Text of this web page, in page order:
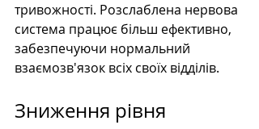
тривожності. Розслаблена нервова
система працює більш ефективно,
забезпечуючи нормальний
взаємозв'язок всіх своїх відділів.
Зниження рівня